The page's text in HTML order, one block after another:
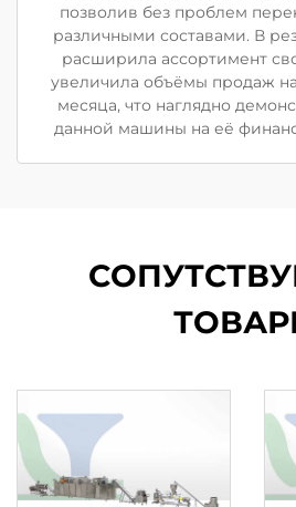
позволив без проблем
различными составами. В
расширила ассортимент
увеличила объёмы продаж на
месяца, что наглядно
данной машины на её